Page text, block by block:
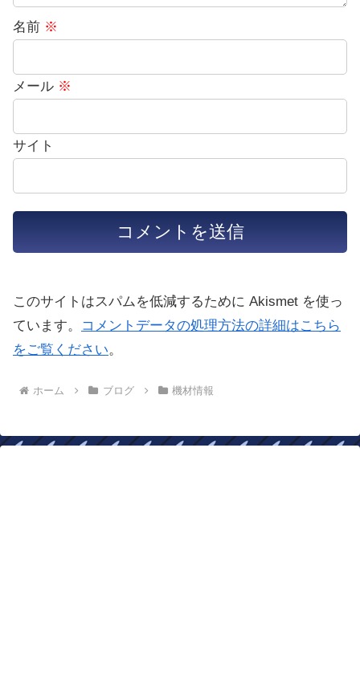
名前 ※
メール ※
サイト
このサイトはスパムを低減するために Akismet を使っ
ています。
コメントデータの処理方法の詳細はこちら
をご覧ください。
ホーム ブログ 機材情報